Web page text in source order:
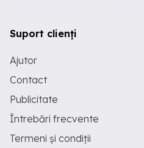
Suport clienți
Ajutor
Contact
Publicitate
Întrebări frecvente
Termeni și condiții